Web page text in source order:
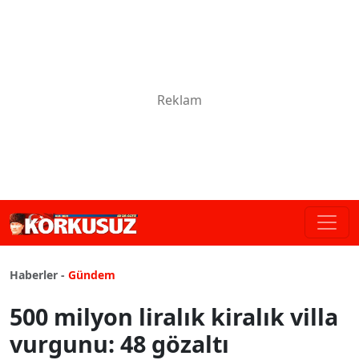
Haberler - Gündem
500 milyon liralık kiralık villa
vurgunu: 48 gözaltı